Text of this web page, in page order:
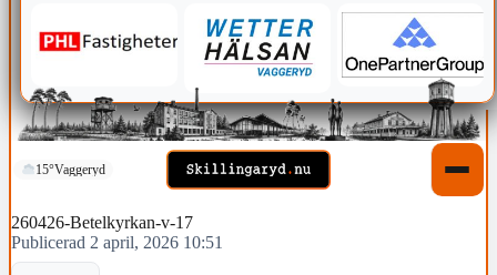
15°Vaggeryd
260426-Betelkyrkan-v-17
Publicerad 2 april, 2026 10:51